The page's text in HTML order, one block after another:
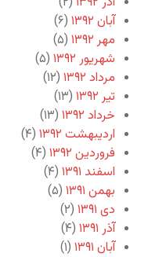
آبان ۱۳۹۲
(۶)
مهر ۱۳۹۲
(۵)
شهریور ۱۳۹۲
(۵)
مرداد ۱۳۹۲
(۱۲)
تیر ۱۳۹۲
(۱۳)
خرداد ۱۳۹۲
(۱۳)
اردیبهشت ۱۳۹۲
(۴)
فروردین ۱۳۹۲
(۴)
اسفند ۱۳۹۱
(۴)
بهمن ۱۳۹۱
(۵)
دی ۱۳۹۱
(۲)
آذر ۱۳۹۱
(۴)
آبان ۱۳۹۱
(۱)